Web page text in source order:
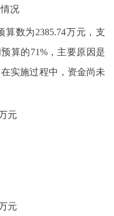
况
算数为2385.74万元，支
算的71%，主要原因是
实施过程中，资金尚未
元
元